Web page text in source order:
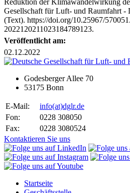
Gesellschaft für Luft- und Raumfahrt -
(Text). https://doi.org/10.25967/
2022120211023184789123.
Veröffentlicht am:
02.12.2022
Godesberger Allee 70
53175 Bonn
E-Mail: info(at)dglr.de
Fon:
0228 308050
Fax:
0228 3080524
Kontaktieren Sie uns
Startseite